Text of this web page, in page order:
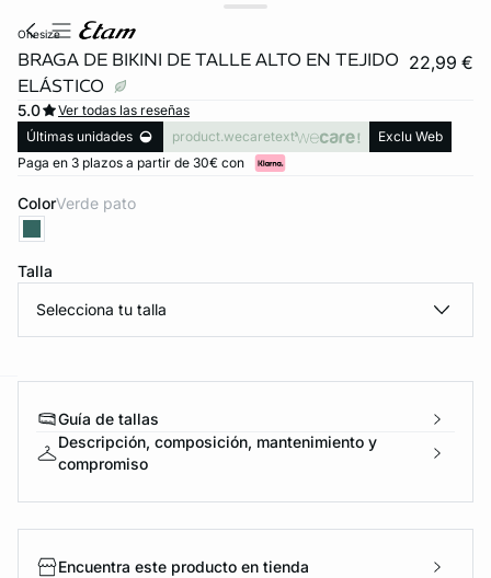
onesize
BRAGA DE BIKINI DE TALLE ALTO EN TEJIDO
ELÁSTICO
22,99 €
5.0
Ver todas las reseñas
Últimas unidades
product.wecaretext
Exclu Web
Paga en 3 plazos a partir de 30€ con
Color verde pato
Talla
Selecciona tu talla
Guía de tallas
Descripción, composición, mantenimiento y
compromiso
Encuentra este producto en tienda